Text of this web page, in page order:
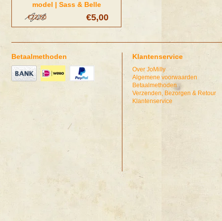
model | Sass & Belle
€5,00
€22,50
Betaalmethoden Klantenservice
Over JoMilly
Algemene voorwaarden
Betaalmethoden
Verzenden, Bezorgen & Retour
Klantenservice